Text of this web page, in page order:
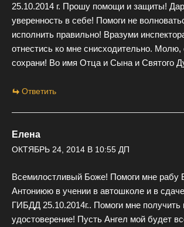
25.10.2014 г. Прошу помощи и защиты!
уверенность в себе! Помоги не
исполнить правильно! Вразуми
отнестись ко мне снисходительно. Молю,
сохрани! Во имя Отца и Сына и Святого
Ответить
Елена
ОКТЯБРЬ 24, 2014 В 10:55 ДП
Всемилостливый Боже! Помоги мне рабу
Антониюю в учении в автошколе и в
ГИБДД 25.10.2014г.. Помоги мне получить
удостоверение! Пусть Ангел мой будет